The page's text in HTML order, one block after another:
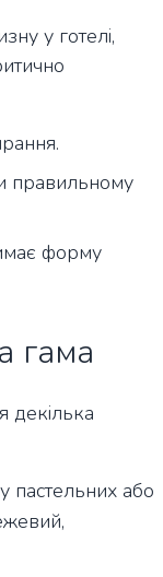
у готелі,
правильному
форму
гама
декілька
пастельних або